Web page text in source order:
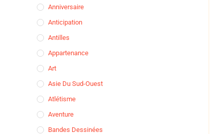
Anniversaire
Anticipation
Antilles
Appartenance
Art
Asie Du Sud-Ouest
Atlétisme
Aventure
Bandes Dessinées